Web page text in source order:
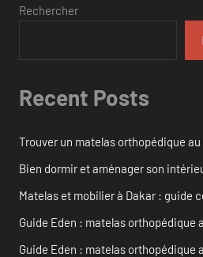
Rechercher
Recent Posts
Trouver un matelas orthopédique
Bien dormir et aménager son
Matelas et mobilier à Dakar : guide
Guide Eden : matelas orthopédique
Guide Eden : matelas orthopédique